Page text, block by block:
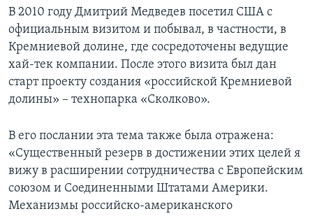
В 2010 году Дмитрий Медведев посетил США с
официальным визитом и побывал, в частности, в
Кремниевой долине, где сосредоточены ведущие
хай-тек компании. После этого визита был дан
старт проекту создания «российской Кремниевой
долины» – технопарка «Сколково».
В его послании эта тема также была отражена:
«Существенный резерв в достижении этих целей я
вижу в расширении сотрудничества с Европейским
союзом и Соединенными Штатами Америки.
Механизмы российско-американского